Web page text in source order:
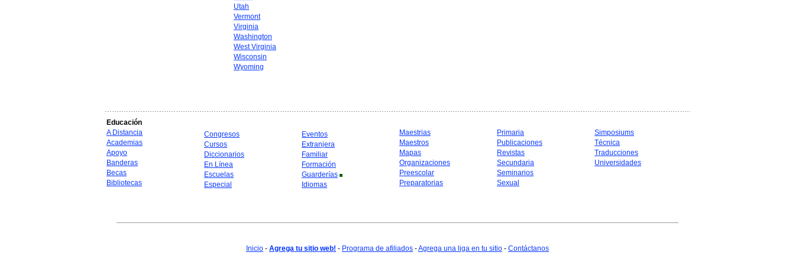
Utah
Vermont
Virginia
Washington
West Virginia
Wisconsin
Wyoming
Educación
A Distancia
Academias
Apoyo
Banderas
Becas
Bibliotecas
Congresos
Cursos
Diccionarios
En Línea
Escuelas
Especial
Eventos
Extranjera
Familiar
Formación
Guarderías
Idiomas
Maestrias
Maestros
Mapas
Organizaciones
Preescolar
Preparatorias
Primaria
Publicaciones
Revistas
Secundaria
Seminarios
Sexual
Simposiums
Técnica
Traducciones
Universidades
Inicio - Agrega tu sitio web! - Programa de afiliados -Agrega una liga en tu sitio - Contáctanos